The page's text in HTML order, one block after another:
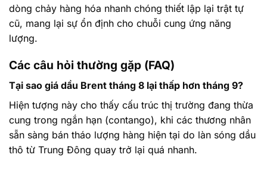
dòng chảy hàng hóa nhanh chóng thiết lập lại trật tự
cũ, mang lại sự ổn định cho chuỗi cung ứng năng
lượng.
Các câu hỏi thường gặp (FAQ)
Tại sao giá dầu Brent tháng 8 lại thấp hơn tháng 9?
Hiện tượng này cho thấy cấu trúc thị trường đang thừa
cung trong ngắn hạn (contango), khi các thương nhân
sẵn sàng bán tháo lượng hàng hiện tại do làn sóng dầu
thô từ Trung Đông quay trở lại quá nhanh.